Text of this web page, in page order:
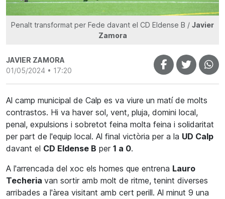
Penalt transformat per Fede davant el CD Eldense B / Javier
Zamora
JAVIER ZAMORA
01/05/2024 • 17:20
Al camp municipal de Calp es va viure un matí de molts
contrastos. Hi va haver sol, vent, pluja, domini local,
penal, expulsions i sobretot feina molta feina i solidaritat
per part de l'equip local. Al final victòria per a la UD Calp
davant el CD Eldense B per 1 a 0.
A l'arrencada del xoc els homes que entrena Lauro
Techeria van sortir amb molt de ritme, tenint diverses
arribades a l'àrea visitant amb cert perill. Al minut 9 una